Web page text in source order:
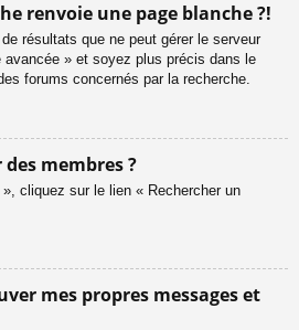
renvoie une page blanche ?!
résultats que ne peut gérer le serveur
» et soyez plus précis dans le
forums concernés par la recherche.
membres ?
cliquez sur le lien « Rechercher un
mes propres messages et